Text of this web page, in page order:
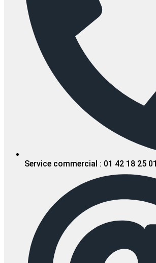
Service commercial : 01 42 18 25 01